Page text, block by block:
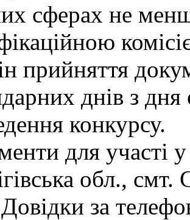
сферах не
прийняття
днів з
конкурсу.
для участі
обл.,
за